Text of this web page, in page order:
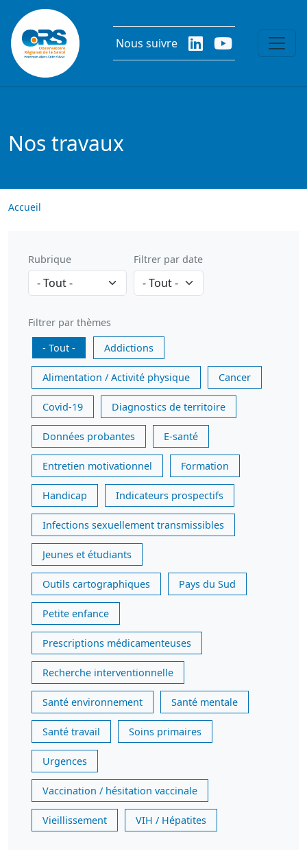
Aller au contenu principal
Nous suivre
Nos travaux
Accueil
Rubrique Filtrer par date
Filtrer par thèmes
- Tout -
Addictions
Alimentation / Activité physique Cancer
Covid-19 Diagnostics de territoire
Données probantes E-santé
Entretien motivationnel Formation
Handicap Indicateurs prospectifs
Infections sexuellement transmissibles
Jeunes et étudiants
Outils cartographiques Pays du Sud
Petite enfance
Prescriptions médicamenteuses
Recherche interventionnelle
Santé environnement Santé mentale
Santé travail Soins primaires
Urgences
Vaccination / hésitation vaccinale
Vieillissement VIH / Hépatites